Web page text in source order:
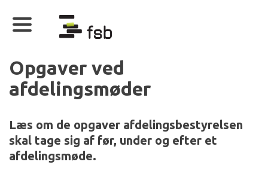
Opgaver ved
afdelingsmøder
Læs om de opgaver afdelingsbestyrelsen
skal tage sig af før, under og efter et
afdelingsmøde.